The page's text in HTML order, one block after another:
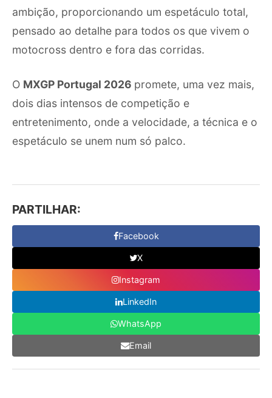
ambição, proporcionando um espetáculo total,
pensado ao detalhe para todos os que vivem o
motocross dentro e fora das corridas.
O MXGP Portugal 2026 promete, uma vez mais,
dois dias intensos de competição e
entretenimento, onde a velocidade, a técnica e o
espetáculo se unem num só palco.
PARTILHAR:
Facebook
X
Instagram
LinkedIn
WhatsApp
Email